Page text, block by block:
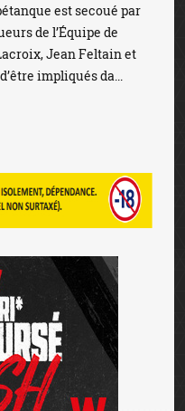
est secoué par
de l’Équipe de
Jean Feltain et
impliqués da...